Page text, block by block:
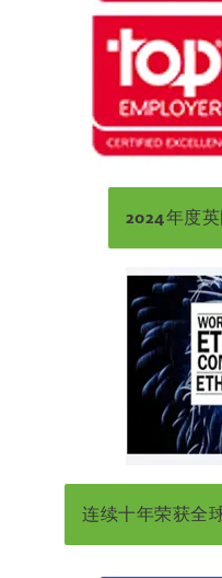
2024年度
连续十年荣获全